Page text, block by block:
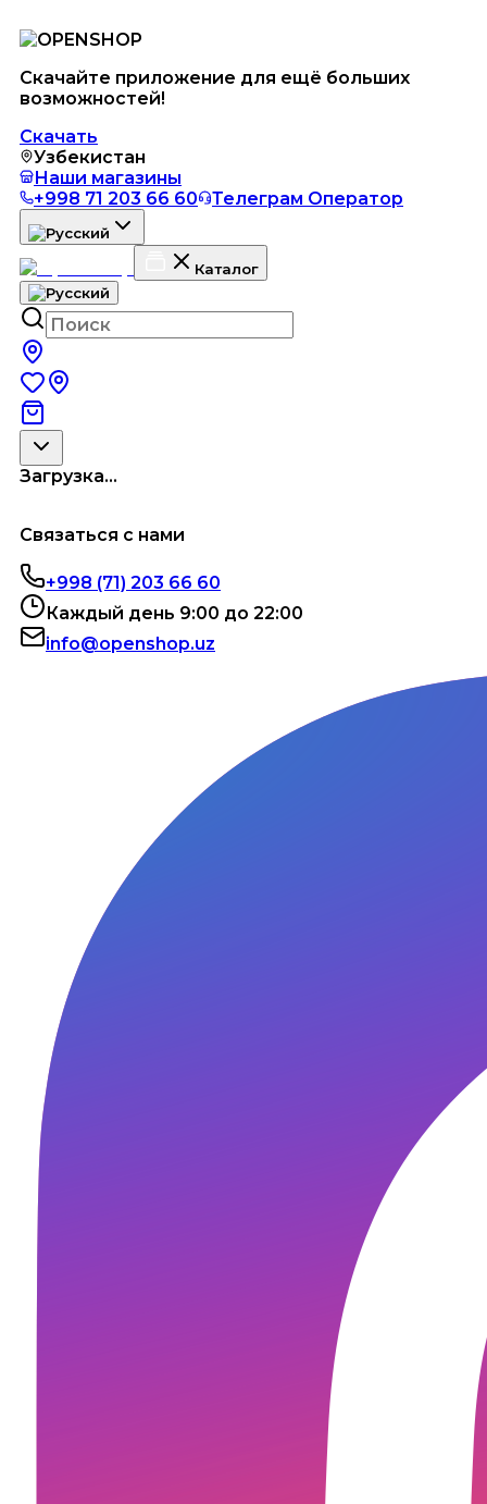
Скачайте приложение для ещё больших
возможностей!
Скачать
Узбекистан
Наши магазины
+998 71 203 66 60
Телеграм Оператор
Каталог
Загрузка...
Связаться с нами
+998 (71) 203 66 60
Каждый день 9:00 до 22:00
info@openshop.uz